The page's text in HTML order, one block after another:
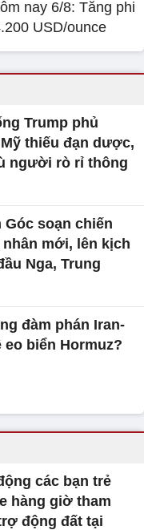
nay 6/8: Tăng phi
USD/ounce
Trump phủ
thiếu đạn dược,
người rò rỉ thông
Góc soạn chiến
nhân mới, lên kịch
Nga, Trung
đàm phán Iran-
eo biển Hormuz?
các bạn trẻ
hàng giờ tham
động đất tại